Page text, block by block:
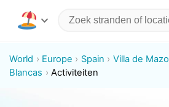
World Europe Spain Villa de Mazo
Blancas
Activiteiten